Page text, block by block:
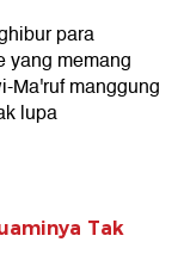
para
yang memang
Ma'ruf manggung
lupa
Tak